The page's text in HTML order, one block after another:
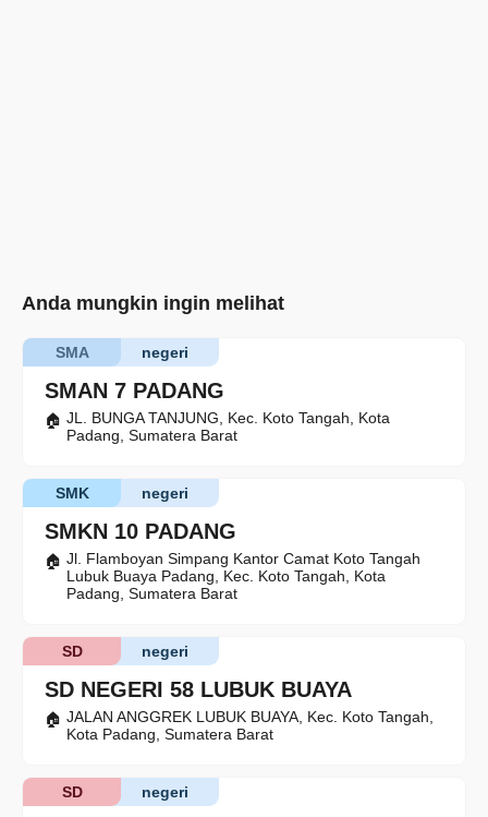
Anda mungkin ingin melihat
SMAN 7 PADANG
negeri
SMA
JL. BUNGA TANJUNG, Kec. Koto Tangah, Kota
Padang, Sumatera Barat
SMKN 10 PADANG
negeri
SMK
Jl. Flamboyan Simpang Kantor Camat Koto Tangah
Lubuk Buaya Padang, Kec. Koto Tangah, Kota
Padang, Sumatera Barat
SD NEGERI 58 LUBUK BUAYA
negeri
SD
JALAN ANGGREK LUBUK BUAYA, Kec. Koto Tangah,
Kota Padang, Sumatera Barat
negeri
SD